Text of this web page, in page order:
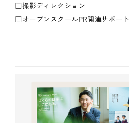
□撮影ディレクション
□オープンスクールPR関連サポート